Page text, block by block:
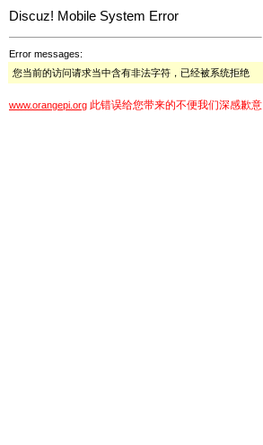
Discuz! Mobile System Error
Error messages:
您当前的访问请求当中含有非法字符，已经被系统拒绝
www.orangepi.org 此错误给您带来的不便我们深感歉意